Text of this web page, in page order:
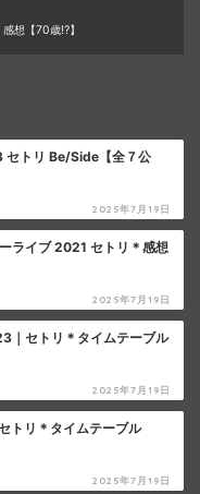
想【70歳!?】
セトリ Be/Side【全７公
2025年7月19日
ライブ 2021 セトリ＊感想
2025年7月19日
｜セトリ＊タイムテーブル
2025年7月19日
トリ＊タイムテーブル
2025年7月19日